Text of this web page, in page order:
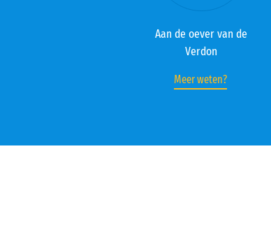
Aan de oever van de
Verdon
Meer weten?